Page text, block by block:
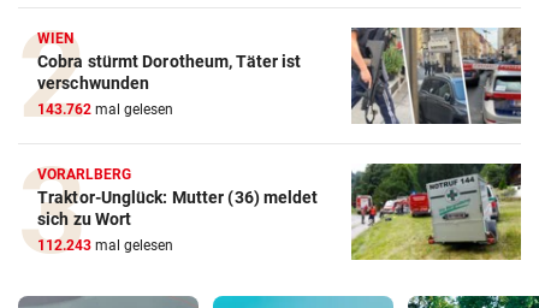
WIEN
Cobra stürmt Dorotheum, Täter ist
verschwunden
143.762 mal gelesen
VORARLBERG
Traktor-Unglück: Mutter (36) meldet
sich zu Wort
112.243 mal gelesen